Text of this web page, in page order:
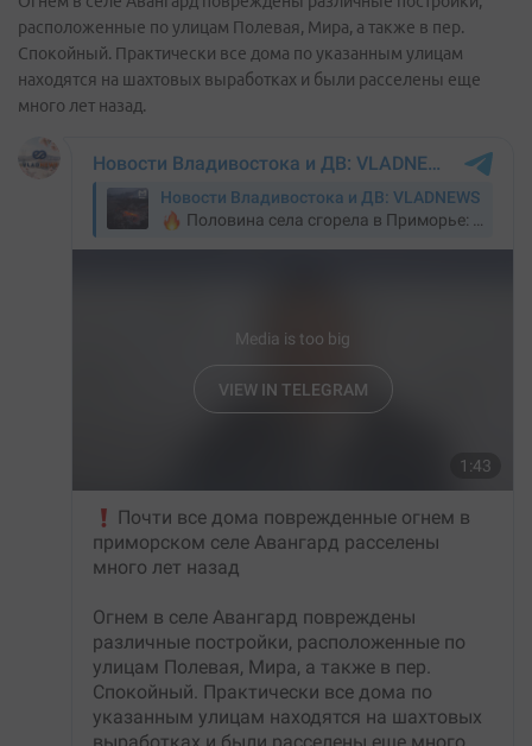
расположенные по улицам Полевая, Мира, а также в пер.
Спокойный. Практически все дома по указанным улицам
находятся на шахтовых выработках и были расселены еще
много лет назад.